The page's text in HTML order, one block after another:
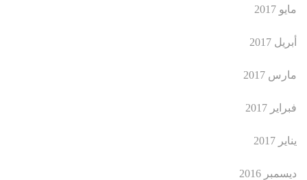
مايو 2017
أبريل 2017
مارس 2017
فبراير 2017
يناير 2017
ديسمبر 2016